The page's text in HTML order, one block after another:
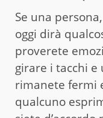
Se una
oggi dirà
proverete
girare i tacchi e
rimanete fermi
qualcuno